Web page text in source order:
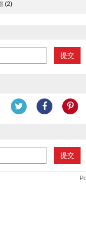
(2)
提交
提交